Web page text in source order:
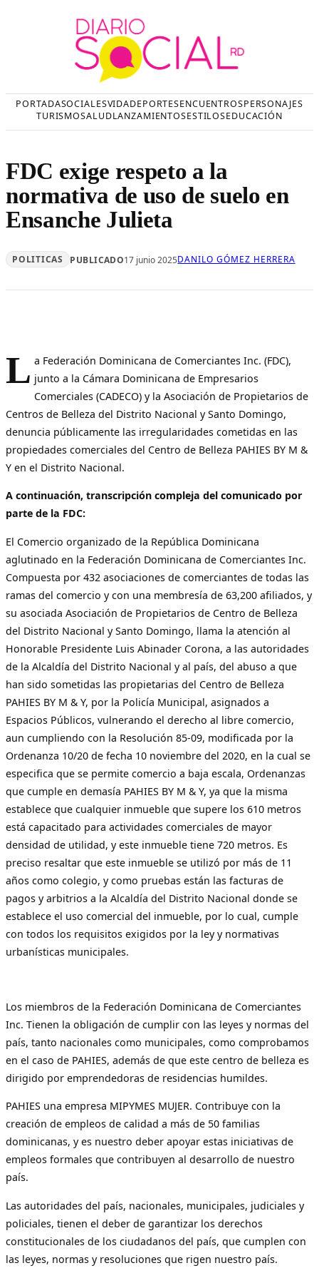
PORTADASOCIALESVIDADEPORTESENCUENTROSPERSONAJES
TURISMOSALUDLANZAMIENTOSESTILOSEDUCACIÓN
FDC exige respeto a la
normativa de uso de suelo en
Ensanche Julieta
POLITICAS PUBLICADO17 junio 2025DANILO GÓMEZ HERRERA
L a Federación Dominicana de Comerciantes Inc. (FDC),
junto a la Cámara Dominicana de Empresarios
Comerciales (CADECO) y la Asociación de Propietarios de
Centros de Belleza del Distrito Nacional y Santo Domingo,
denuncia públicamente las irregularidades cometidas en las
propiedades comerciales del Centro de Belleza PAHIES BY M &
Y en el Distrito Nacional.
A continuación, transcripción compleja del comunicado por
parte de la FDC:
El Comercio organizado de la República Dominicana
aglutinado en la Federación Dominicana de Comerciantes Inc.
Compuesta por 432 asociaciones de comerciantes de todas las
ramas del comercio y con una membresía de 63,200 afiliados, y
su asociada Asociación de Propietarios de Centro de Belleza
del Distrito Nacional y Santo Domingo, llama la atención al
Honorable Presidente Luis Abinader Corona, a las autoridades
de la Alcaldía del Distrito Nacional y al país, del abuso a que
han sido sometidas las propietarias del Centro de Belleza
PAHIES BY M & Y, por la Policía Municipal, asignados a
Espacios Públicos, vulnerando el derecho al libre comercio,
aun cumpliendo con la Resolución 85-09, modificada por la
Ordenanza 10/20 de fecha 10 noviembre del 2020, en la cual se
especifica que se permite comercio a baja escala, Ordenanzas
que cumple en demasía PAHIES BY M & Y, ya que la misma
establece que cualquier inmueble que supere los 610 metros
está capacitado para actividades comerciales de mayor
densidad de utilidad, y este inmueble tiene 720 metros. Es
preciso resaltar que este inmueble se utilizó por más de 11
años como colegio, y como pruebas están las facturas de
pagos y arbitrios a la Alcaldía del Distrito Nacional donde se
establece el uso comercial del inmueble, por lo cual, cumple
con todos los requisitos exigidos por la ley y normativas
urbanísticas municipales.
Los miembros de la Federación Dominicana de Comerciantes
Inc. Tienen la obligación de cumplir con las leyes y normas del
país, tanto nacionales como municipales, como comprobamos
en el caso de PAHIES, además de que este centro de belleza es
dirigido por emprendedoras de residencias humildes.
PAHIES una empresa MIPYMES MUJER. Contribuye con la
creación de empleos de calidad a más de 50 familias
dominicanas, y es nuestro deber apoyar estas iniciativas de
empleos formales que contribuyen al desarrollo de nuestro
país.
Las autoridades del país, nacionales, municipales, judiciales y
policiales, tienen el deber de garantizar los derechos
constitucionales de los ciudadanos del país, que cumplen con
las leyes, normas y resoluciones que rigen nuestro país.